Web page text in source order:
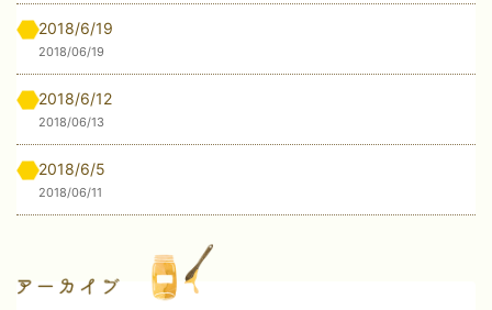
2018/6/19
2018/06/19
2018/6/12
2018/06/13
2018/6/5
2018/06/11